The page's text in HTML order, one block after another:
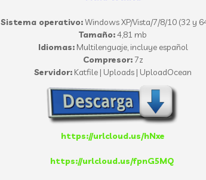
Sistema operativo:Windows XP/Vista/7/8/10 (32 y
Tamaño:4,81 mb
Idiomas:Multilenguaje, incluye español
Compresor:7z
Servidor: Katfile | Uploads | UploadOcean
https://urlcloud.us/hNxe
https://urlcloud.us/fpnG5MQ